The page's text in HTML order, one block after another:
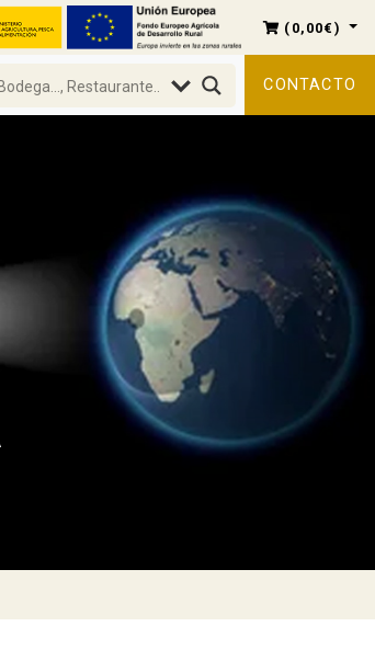
( 0,00€ )
CONTACTO